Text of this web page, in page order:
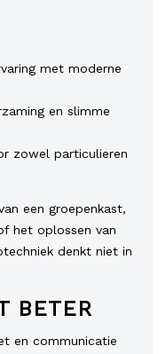
met moderne
en slimme
zowel particulieren
een groepenkast,
het oplossen van
denkt niet in
BETER
en communicatie